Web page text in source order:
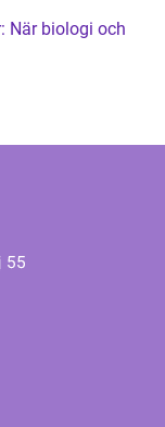
När biologi och